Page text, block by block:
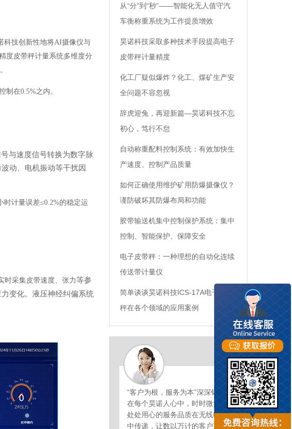
科技创新性地将AI摄像仪与
度皮带秤计量系统多维度分
制在0.5%之内。
与速度信号转换为数字脉
动、电机振动等干扰因
时计量误差≤0.2%的稳定运
时采集皮带速度、张力等参
变化。液压神经纠偏系统
从“分”到“秒”——智能化无人值守汽
车衡称重系统为工作提质增效
昊诺科技采取多种技术手段提高电子
皮带秤计量精度
化工厂疑似爆炸？化工、煤矿生产安
全问题不容忽视
辞虎迎兔，再迎新篇—昊诺科技不忘
初心，笃行不怠
自动称重配料控制系统：有效加快生
产速度、控制产品质量
如何正确使用维护矿用防爆摄像仪？
谨防破坏其防爆布局和功能
胶带输送机集中控制保护系统：集中
控制、智能保护、保障安全
电子皮带秤：一种理想的自动化连续
传送带计量仪
简单谈谈昊诺科技ICS-17A电子皮带
秤在各个领域的应用案例
“客户为根，服务为本”深深铭刻
在每个昊诺人心中，时时微笑、
处处用心的服务品质在无线电波
中传递，让数以万计的客户更加